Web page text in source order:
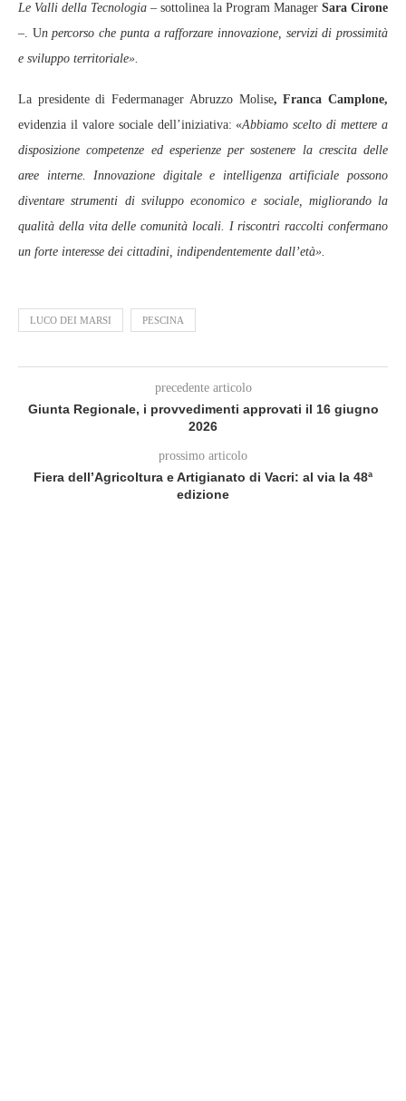
Le Valli della Tecnologia – sottolinea la Program Manager Sara Cirone
–. Un percorso che punta a rafforzare innovazione, servizi di prossimità
e sviluppo territoriale».
La presidente di Federmanager Abruzzo Molise, Franca Camplone,
evidenzia il valore sociale dell’iniziativa: «Abbiamo scelto di mettere a
disposizione competenze ed esperienze per sostenere la crescita delle
aree interne. Innovazione digitale e intelligenza artificiale possono
diventare strumenti di sviluppo economico e sociale, migliorando la
qualità della vita delle comunità locali. I riscontri raccolti confermano
un forte interesse dei cittadini, indipendentemente dall’età».
LUCO DEI MARSI PESCINA
precedente articolo
Giunta Regionale, i provvedimenti approvati il 16 giugno
2026
prossimo articolo
Fiera dell’Agricoltura e Artigianato di Vacri: al via la 48ª
edizione